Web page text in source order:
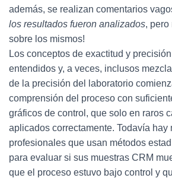
además, se realizan comentarios
los resultados fueron analizados, pero
sobre los mismos!
Los conceptos de exactitud y
entendidos y, a veces, inclusos
de la precisión del laboratorio
comprensión del proceso con
gráficos de control, que solo en raros
aplicados correctamente. Todavía hay
profesionales que usan métodos
para evaluar si sus muestras CRM
que el proceso estuvo bajo control y